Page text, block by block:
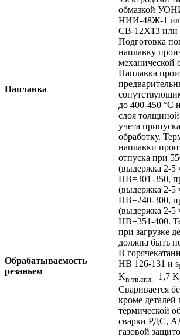
Наплавка
обмазкой
НИИ-48Ж-1
СВ-12Х13
Подготовка
наплавку
механической
Наплавка
до 400-450 °C
слоя
учета
обработку.
наплавки
отпуска при
(выдержка 2-5
НВ=301-350,
(выдержка 2-5
НВ=240-300,
(выдержка 2-5
НВ=351-400.
при загрузке
должна быть
Обрабатываемость
резаньем
В
НВ 126-131 и s
Kn тв.спл.=1,7 K
Сваривается
кроме
термической
сварки РДС,
газовой